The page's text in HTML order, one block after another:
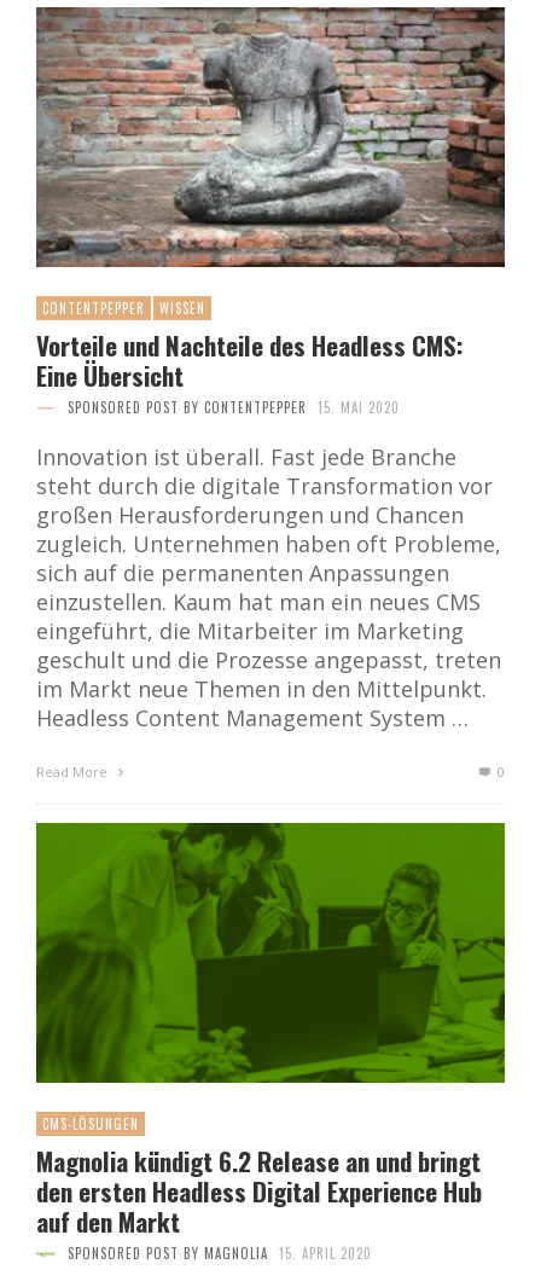
CONTENTPEPPER WISSEN
Vorteile und Nachteile des Headless CMS:
Eine Übersicht
SPONSORED POST BY CONTENTPEPPER 15. MAI 2020
Innovation ist überall. Fast jede Branche
steht durch die digitale Transformation vor
großen Herausforderungen und Chancen
zugleich. Unternehmen haben oft Probleme,
sich auf die permanenten Anpassungen
einzustellen. Kaum hat man ein neues CMS
eingeführt, die Mitarbeiter im Marketing
geschult und die Prozesse angepasst, treten
im Markt neue Themen in den Mittelpunkt.
Headless Content Management System …
Read More 0
CMS-LÖSUNGEN
Magnolia kündigt 6.2 Release an und bringt
den ersten Headless Digital Experience Hub
auf den Markt
SPONSORED POST BY MAGNOLIA 15. APRIL 2020